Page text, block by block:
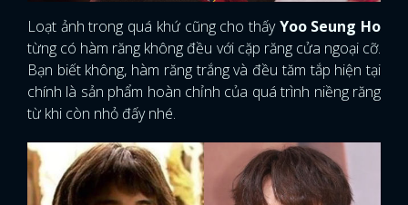
Loạt ảnh trong quá khứ cũng cho thấyYoo Seung Ho
từng có hàm răng không đều với cặp răng cửa ngoại cỡ.
Bạn biết không, hàm răng trắng và đều tăm tắp hiện tại
chính là sản phẩm hoàn chỉnh của quá trình niềng răng
từ khi còn nhỏ đấy nhé.